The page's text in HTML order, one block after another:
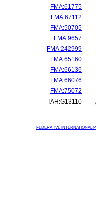
FMA:61775
FMA:67112
FMA:50705
FMA:9657
FMA:242999
FMA:65160
FMA:66136
FMA:66076
FMA:75072
TAH:G13110
FEDERATIVE INTERNATIONAL